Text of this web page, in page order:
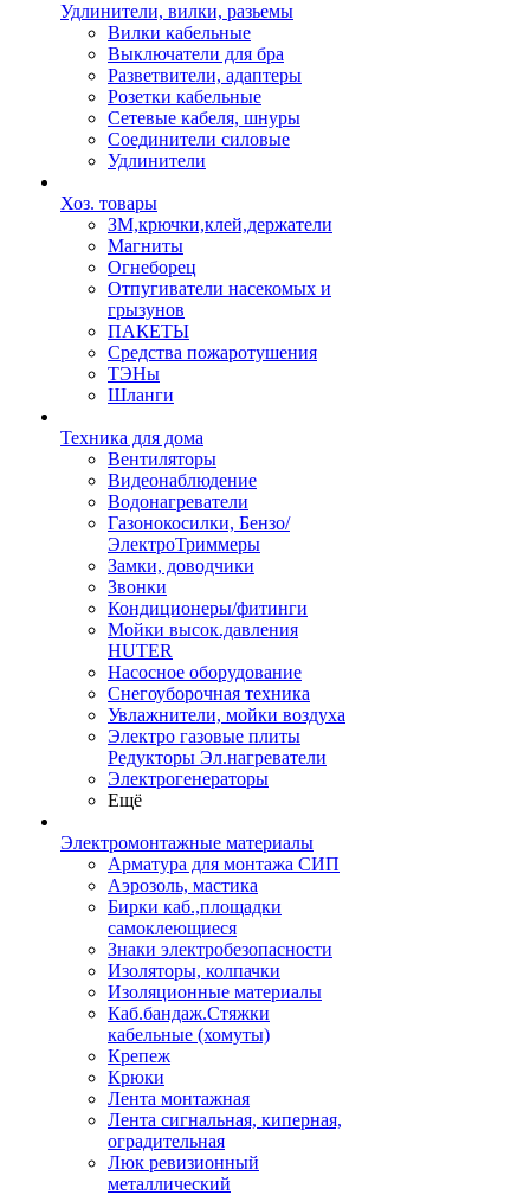
Удлинители, вилки, разьемы
Вилки кабельные
Выключатели для бра
Разветвители, адаптеры
Розетки кабельные
Сетевые кабеля, шнуры
Соединители силовые
Удлинители
Хоз. товары
ЗМ,крючки,клей,держатели
Магниты
Огнеборец
Отпугиватели насекомых и
грызунов
ПАКЕТЫ
Средства пожаротушения
ТЭНы
Шланги
Техника для дома
Вентиляторы
Видеонаблюдение
Водонагреватели
Газонокосилки, Бензо/
ЭлектроТриммеры
Замки, доводчики
Звонки
Кондиционеры/фитинги
Мойки высок.давления
HUTER
Насосное оборудование
Снегоуборочная техника
Увлажнители, мойки воздуха
Электро газовые плиты
Редукторы Эл.нагреватели
Электрогенераторы
Ещё
Электромонтажные материалы
Арматура для монтажа СИП
Аэрозоль, мастика
Бирки каб.,площадки
самоклеющиеся
Знаки электробезопасности
Изоляторы, колпачки
Изоляционные материалы
Каб.бандаж.Стяжки
кабельные (хомуты)
Крепеж
Крюки
Лента монтажная
Лента сигнальная, киперная,
оградительная
Люк ревизионный
металлический